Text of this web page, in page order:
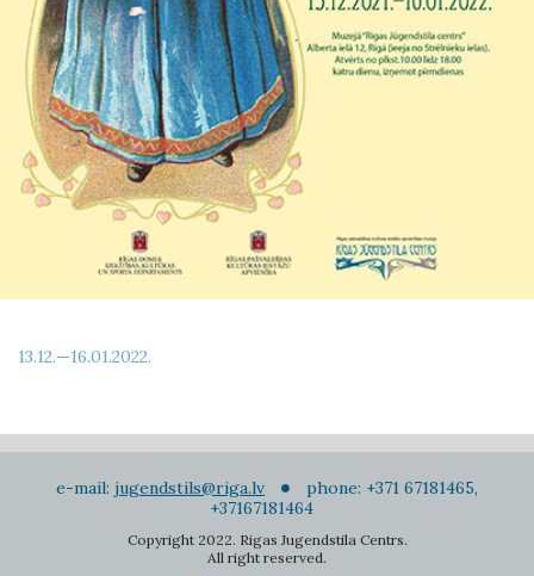
13.12.—16.01.2022.
e-mail: jugendstils@riga.lv
phone: +371 67181465,
+37167181464
Copyright 2022. Rigas Jugendstila Centrs.
All right reserved.